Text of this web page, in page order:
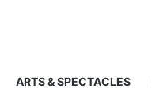
ARTS & SPECTACLES